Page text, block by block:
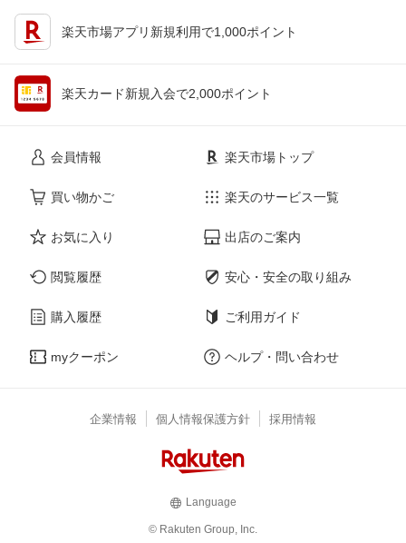
楽天市場アプリ新規利用で1,000ポイント
楽天カード新規入会で2,000ポイント
会員情報
買い物かご
お気に入り
閲覧履歴
購入履歴
myクーポン
楽天市場トップ
楽天のサービス一覧
出店のご案内
安心・安全の取り組み
ご利用ガイド
ヘルプ・問い合わせ
企業情報 個人情報保護方針 採用情報
Language
© Rakuten Group, Inc.